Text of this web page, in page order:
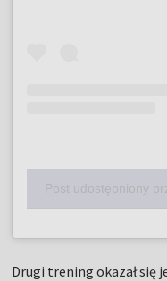
Post udostępniony
Drugi trening okazał się